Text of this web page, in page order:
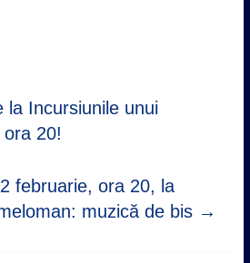
la Incursiunile unui
20!
februarie, ora 20, la
muzică de bis →